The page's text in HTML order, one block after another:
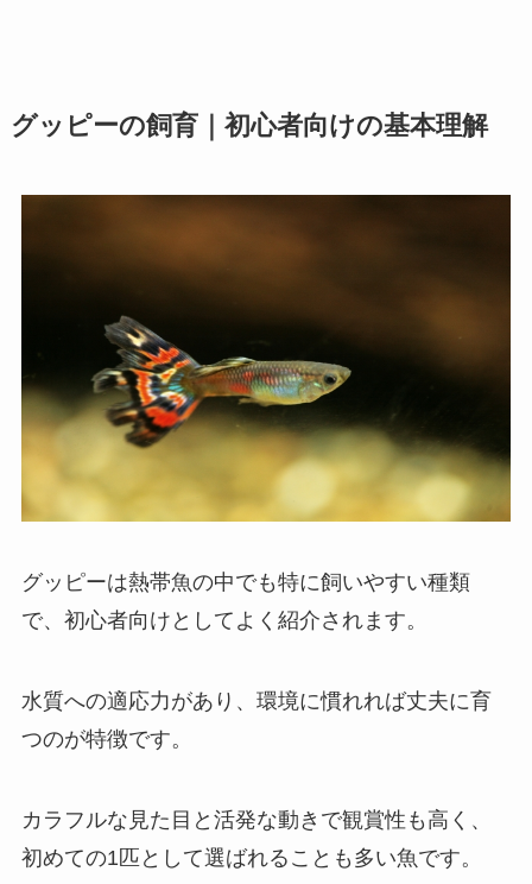
グッピーの飼育｜初心者向けの基本理解
グッピーは熱帯魚の中でも特に飼いやすい種類
で、初心者向けとしてよく紹介されます。
水質への適応力があり、環境に慣れれば丈夫に育
つのが特徴です。
カラフルな見た目と活発な動きで観賞性も高く、
初めての1匹として選ばれることも多い魚です。